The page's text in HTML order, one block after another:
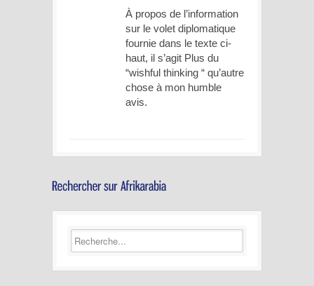
À propos de l’information
sur le volet diplomatique
fournie dans le texte ci-
haut, il s’agit Plus du
“wishful thinking “ qu’autre
chose à mon humble
avis.